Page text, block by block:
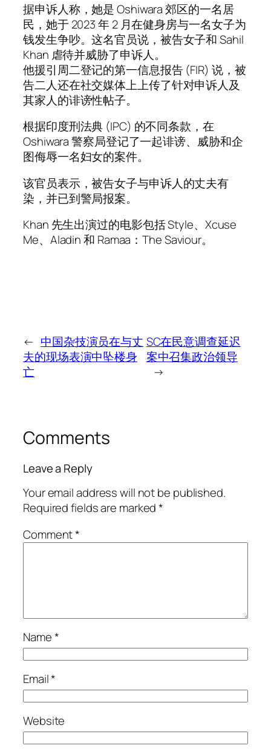
据申诉人称，她是 Oshiwara 郊区的一名居
民，她于 2023 年 2 月在健身房与一名女子为
钱发生争吵。这名官员说，被告女子和 Sahil
Khan 虐待并威胁了申诉人。
他援引周二登记的第一信息报告 (FIR) 说，被
告二人还在社交媒体上上传了针对申诉人及
其家人的诽谤性帖子。
根据印度刑法典 (IPC) 的不同条款，在
Oshiwara 警察局登记了一起诽谤、威胁和企
图侮辱一名妇女的案件。
该官员表示，被告女子与申诉人的丈夫有
染，并已到警局报案。
Khan 先生出演过的电影包括 Style、Xcuse
Me、Aladin 和 Ramaa：The Saviour。
← 中国杂技演员在与丈
夫的现场表演中坠楼身
亡
SC在民意调查延迟
案中召集政治领导
→
Comments
Leave a Reply
Your email address will not be published.
Required fields are marked*
Comment*
Name*
Email*
Website